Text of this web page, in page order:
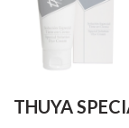
THUYA